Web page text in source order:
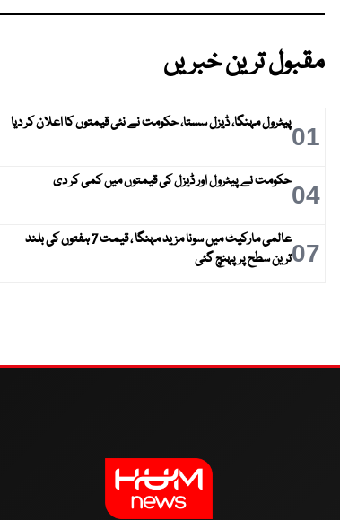
مقبول ترین خبریں
01پیٹرول مہنگا، ڈیزل سستا، حکومت نے نئی قیمتوں کا اعلان کر دیا
04حکومت نے پیٹرول اور ڈیزل کی قیمتوں میں کمی کر دی
07
عالمی مارکیٹ میں سونا مزید مہنگا ، قیمت 7 ہفتوں کی بلند
ترین سطح پر پہنچ گئی